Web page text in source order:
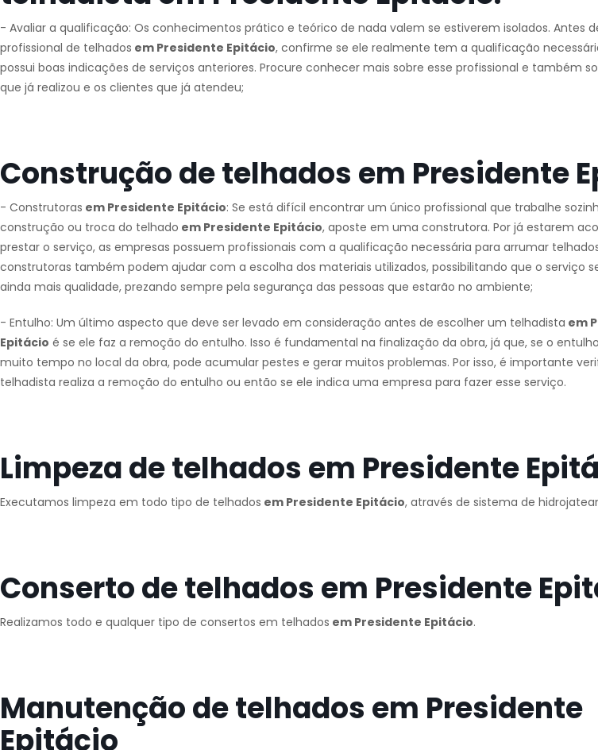
- Avaliar a qualificação: Os conhecimentos prático e teórico de nada valem se estiverem isolados. Antes
profissional de telhados em Presidente Epitácio, confirme se ele realmente tem a qualificação
possui boas indicações de serviços anteriores. Procure conhecer mais sobre esse profissional e também
que já realizou e os clientes que já atendeu;
Construção de telhados em Presidente
- Construtoras em Presidente Epitácio: Se está difícil encontrar um único profissional que trabalhe
construção ou troca do telhado em Presidente Epitácio, aposte em uma construtora. Por já estarem
prestar o serviço, as empresas possuem profissionais com a qualificação necessária para arrumar
construtoras também podem ajudar com a escolha dos materiais utilizados, possibilitando que o serviço
ainda mais qualidade, prezando sempre pela segurança das pessoas que estarão no ambiente;
- Entulho: Um último aspecto que deve ser levado em consideração antes de escolher um telhadista em
Epitácio é se ele faz a remoção do entulho. Isso é fundamental na finalização da obra, já que, se o
muito tempo no local da obra, pode acumular pestes e gerar muitos problemas. Por isso, é importante
telhadista realiza a remoção do entulho ou então se ele indica uma empresa para fazer esse serviço.
Limpeza de telhados em Presidente
Executamos limpeza em todo tipo de telhados em Presidente Epitácio, através de sistema de
Conserto de telhados em Presidente
Realizamos todo e qualquer tipo de consertos em telhados em Presidente Epitácio.
Manutenção de telhados em Presidente
Epitácio